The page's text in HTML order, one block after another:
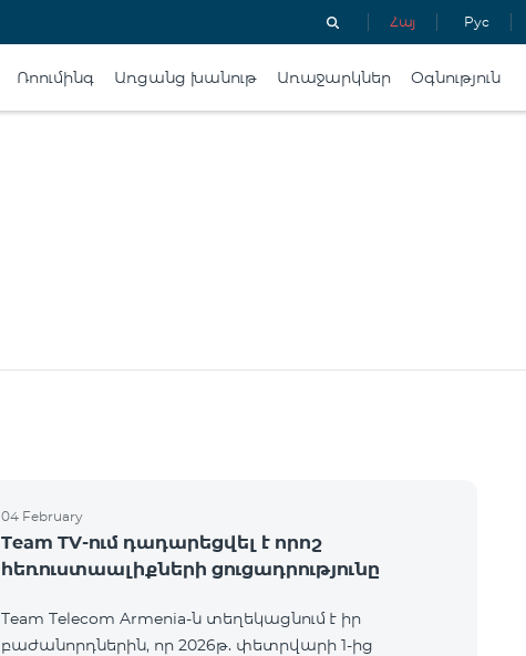
Հայ Рус
Ռոումինգ Առցանց խանութ Առաջարկներ Օգնություն
04 February
Team TV-ում դադարեցվել է որոշ
հեռուստաալիքների ցուցադրությունը
Team Telecom Armenia-ն տեղեկացնում է իր
բաժանորդներին, որ 2026թ. փետրվարի 1-ից